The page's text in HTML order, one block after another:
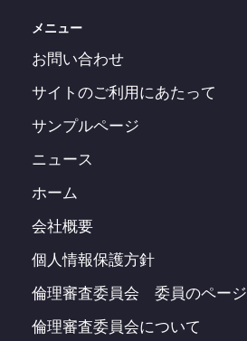
メニュー
お問い合わせ
サイトのご利用にあたって
サンプルページ
ニュース
ホーム
会社概要
個人情報保護方針
倫理審査委員会 委員のページ
倫理審査委員会について